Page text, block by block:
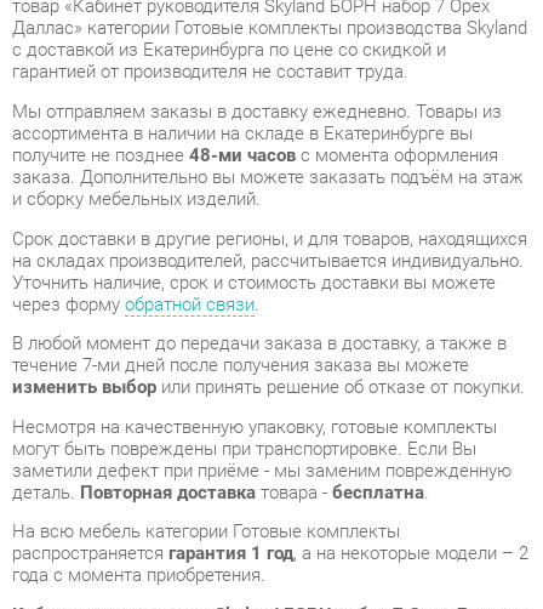
Мы отправляем заказы в доставку ежедневно. Товары из
ассортимента в наличии на складе в Екатеринбурге вы
получите не позднее48-ми часовс момента оформления
заказа. Дополнительно вы можете заказать подъём на этаж
и сборку мебельных изделий.
Срок доставки в другие регионы, и для товаров, находящихся
на складах производителей, рассчитывается индивидуально.
Уточнить наличие, срок и стоимость доставки вы можете
через формуобратной связи.
В любой момент до передачи заказа в доставку, а также в
течение 7-ми дней после получения заказа вы можете
изменить выборили принять решение об отказе от покупки.
Несмотря на качественную упаковку, готовые комплекты
могут быть повреждены при транспортировке. Если Вы
заметили дефект при приёме - мы заменим поврежденную
деталь.Повторная доставкатовара -бесплатна.
На всю мебель категории Готовые комплекты
распространяетсягарантия 1 год, а на некоторые модели – 2
года с момента приобретения.
Кабинет руководителя Skyland БОРН набор 7 Орех Даллас
это качественное изделие производства
соответствующее современному государственному
стандарту.